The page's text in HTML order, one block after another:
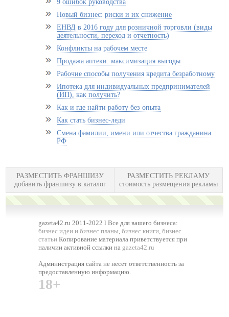
9 ошибок руководства
Новый бизнес: риски и их снижение
ЕНВД в 2016 году для розничной торговли (виды
деятельности, переход и отчетность)
Конфликты на рабочем месте
Продажа аптеки: максимизация выгоды
Рабочие способы получения кредита безработному
Ипотека для индивидуальных предпринимателей
(ИП), как получить?
Как и где найти работу без опыта
Как стать бизнес-леди
Смена фамилии, имени или отчества гражданина
РФ
РАЗМЕСТИТЬ ФРАНШИЗУ
добавить франшизу в каталог
РАЗМЕСТИТЬ РЕКЛАМУ
стоимость размещения рекламы
gazeta42.ru 2011-2022 l Все для вашего бизнеса:
бизнес идеи и бизнес планы,бизнес книги,бизнес
статьи Копирование материала приветствуется при
наличии активной ссылки на gazeta42.ru
Администрация сайта не несет ответственность за
предоставленную информацию.
18+